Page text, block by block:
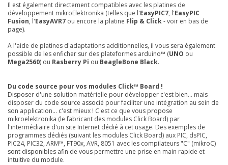
Il est également directement compatibles avec les platines de
développement mikroElektronika (telles que l'EasyPIC7, l'EasyPIC
Fusion, l'EasyAVR7 ou encore la platine Flip & Click- voir en bas de
page).
A l'aide de platines d'adaptations additionnelles, il vous sera également
possible de les enficher sur des plateformes arduino™ (UNO ou
Mega2560) ou Rasberry Pi ou BeagleBone Black.
Du code source pour vos modules Click™ Board !
Disposer d'une solution matérielle pour développer c'est bien... mais
disposer du code source associé pour faciliter une intégration au sein de
son application... c'est mieux ! C'est ce que vous propose
mikroelektronika (le fabricant des modules Click Board) par
l'intermédiaire d'un site Internet dédié à cet usage. Des exemples de
programmes dédiés (suivant les modules Click Board) aux PIC, dsPIC,
PIC24, PIC32, ARM™, FT90x, AVR, 8051 avec les compilateurs "C" (mikroC)
sont disponibles afin de vous permettre une prise en main rapide et
intuitive du module.